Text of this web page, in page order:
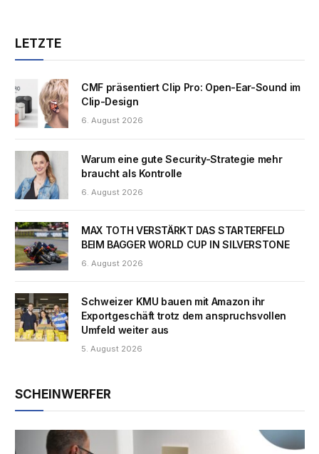
LETZTE
CMF präsentiert Clip Pro: Open-Ear-Sound im
Clip-Design
6. August 2026
Warum eine gute Security-Strategie mehr
braucht als Kontrolle
6. August 2026
MAX TOTH VERSTÄRKT DAS STARTERFELD
BEIM BAGGER WORLD CUP IN SILVERSTONE
6. August 2026
Schweizer KMU bauen mit Amazon ihr
Exportgeschäft trotz dem anspruchsvollen
Umfeld weiter aus
5. August 2026
SCHEINWERFER